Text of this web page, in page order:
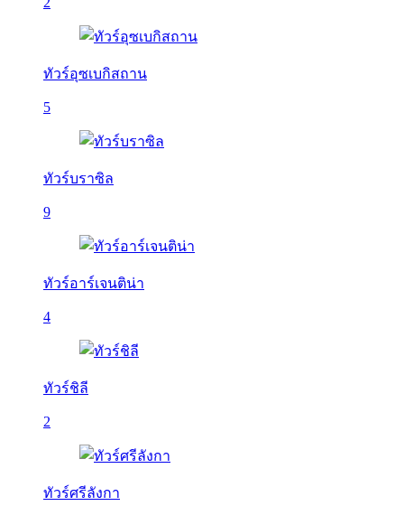
ทัวร์อุซเบกิสถาน
5
ทัวร์บราซิล
9
ทัวร์อาร์เจนติน่า
4
ทัวร์ชิลี
2
ทัวร์ศรีลังกา